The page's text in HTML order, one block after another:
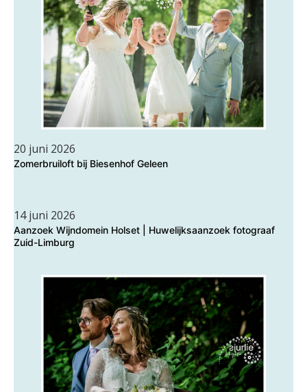
20 juni 2026
Zomerbruiloft bij Biesenhof Geleen
14 juni 2026
Aanzoek Wijndomein Holset | Huwelijksaanzoek fotograaf
Zuid-Limburg